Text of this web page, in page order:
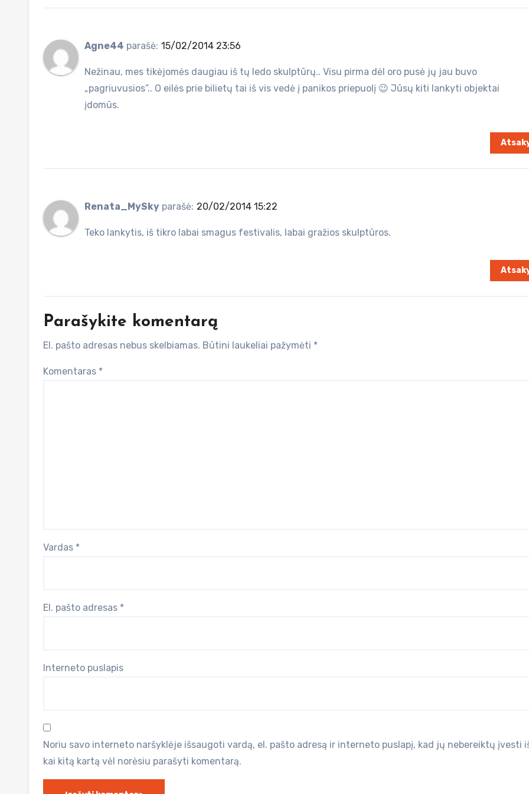
Agne44 parašė: 15/02/2014 23:56
Nežinau, mes tikėjomės daugiau iš tų ledo skulptūrų.. Visu pirma dėl oro pusė jų jau buvo
„pagriuvusios”.. O eilės prie bilietų tai iš vis vedė į panikos priepuolį 😉 Jūsų kiti lankyti objektai
įdomūs.
Renata_MySky parašė: 20/02/2014 15:22
Teko lankytis, iš tikro labai smagus festivalis, labai gražios skulptūros.
Parašykite komentarą
El. pašto adresas nebus skelbiamas. Būtini laukeliai pažymėti *
Komentaras *
Vardas *
El. pašto adresas *
Interneto puslapis
Noriu savo interneto naršyklėje išsaugoti vardą, el. pašto adresą ir interneto puslapį, kad jų nebereiktų įvesti
kai kitą kartą vėl norėsiu parašyti komentarą.